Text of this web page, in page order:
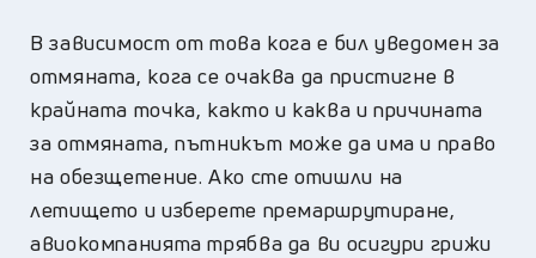
В зависимост от това кога е бил уведомен за
отмяната, кога се очаква да пристигне в
крайната точка, както и каква и причината
за отмяната, пътникът може да има и право
на обезщетение. Ако сте отишли на
летището и изберете премаршрутиране,
авиокомпанията трябва да ви осигури грижи